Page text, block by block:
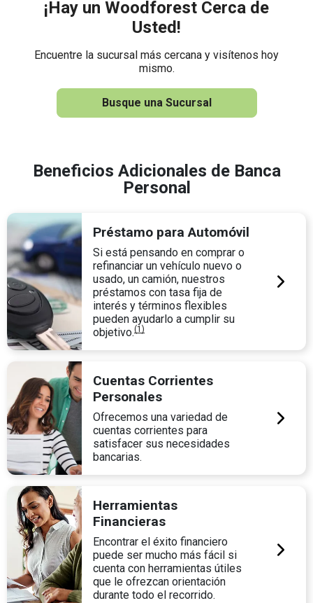
¡Hay un Woodforest Cerca de
Usted!
Encuentre la sucursal más cercana y visítenos hoy
mismo.
Busque una Sucursal
Beneficios Adicionales de Banca
Personal
Préstamo para Automóvil
Si está pensando en comprar o
refinanciar un vehículo nuevo o
usado, un camión, nuestros
préstamos con tasa fija de
interés y términos flexibles
pueden ayudarlo a cumplir su
objetivo.(1)
Cuentas Corrientes
Personales
Ofrecemos una variedad de
cuentas corrientes para
satisfacer sus necesidades
bancarias.
Herramientas
Financieras
Encontrar el éxito financiero
puede ser mucho más fácil si
cuenta con herramientas útiles
que le ofrezcan orientación
durante todo el recorrido.